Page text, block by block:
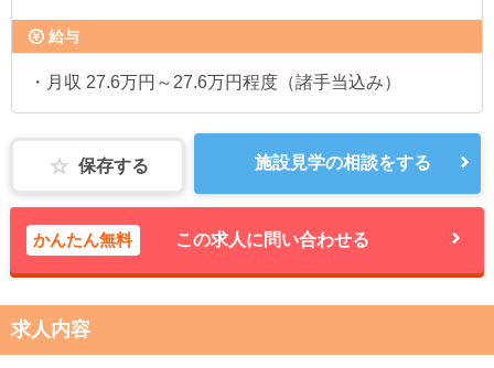
給与
・月収 27.6万円～27.6万円程度（諸手当込み）
保存する 施設見学の相談をする
かんたん無料 この求人に問い合わせる
求人内容